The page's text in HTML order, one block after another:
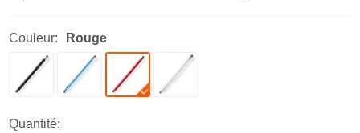
Couleur: Rouge
Quantité: